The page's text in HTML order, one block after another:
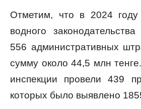
Отметим, что в 2024
водного
556 административных
сумму около 44,5 млн
инспекции провели 439
которых было выявлено